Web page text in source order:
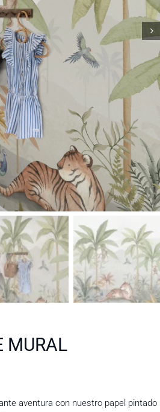
MURAL
aventura con nuestro papel pintado